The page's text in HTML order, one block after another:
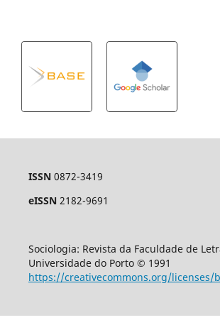
ISSN 0872-3419
eISSN 2182-9691
Sociologia: Revista da Faculdade de
Universidade do Porto © 1991
https://creativecommons.org/licenses/